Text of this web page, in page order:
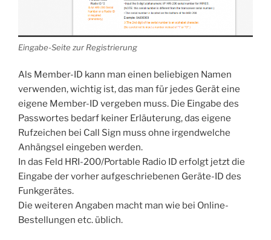
Eingabe-Seite zur Registrierung
Als Member-ID kann man einen beliebigen Namen
verwenden, wichtig ist, das man für jedes Gerät eine
eigene Member-ID vergeben muss. Die Eingabe des
Passwortes bedarf keiner Erläuterung, das eigene
Rufzeichen bei Call Sign muss ohne irgendwelche
Anhängsel eingeben werden.
In das Feld HRI-200/Portable Radio ID erfolgt jetzt die
Eingabe der vorher aufgeschriebenen Geräte-ID des
Funkgerätes.
Die weiteren Angaben macht man wie bei Online-
Bestellungen etc. üblich.